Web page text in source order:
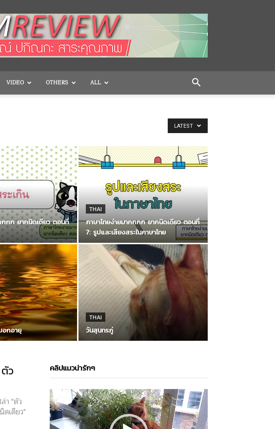
VIDEO OTHERS ALL
LATEST
กกก ยากนิดเดียว ตอนที่
THAI
ภาษาไทยง่ายมากกกก ยากนิดเดียว ตอนที่
7: รูปและเสียงสระในภาษาไทย
อกอายุ
THAI
วันสุนทรภู่
ว
า "ตัว
ดเดียว"
คลิปแมวน่ารักๆ
Video
Player